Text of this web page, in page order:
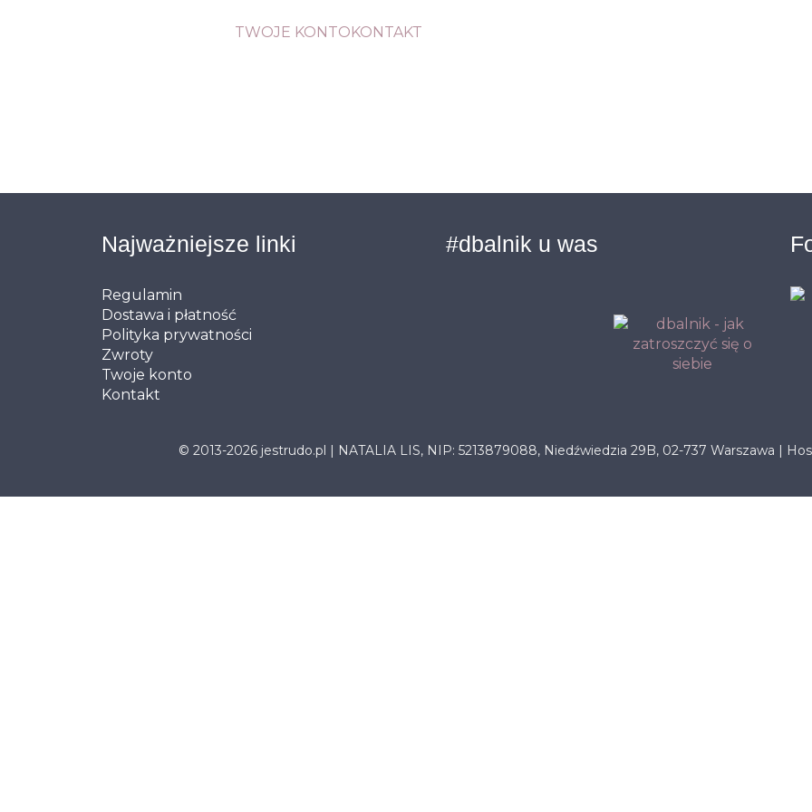
TWOJE KONTOKONTAKT
Najważniejsze linki
Regulamin
Dostawa i płatność
Polityka prywatności
Zwroty
Twoje konto
Kontakt
#dbalnik u was
© 2013-2026 jestrudo.pl | NATALIA LIS, NIP: 5213879088, Niedźwiedzia 29B, 02-737 Warszawa |